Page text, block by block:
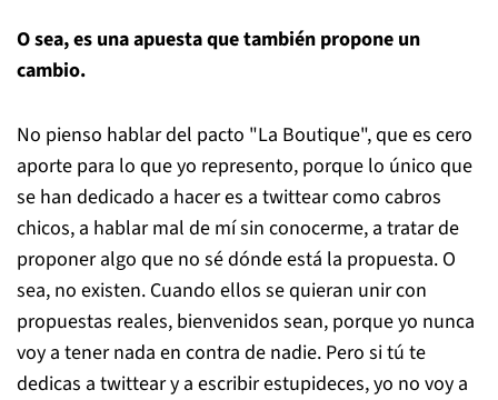
O sea, es una apuesta que también propone un
cambio.
No pienso hablar del pacto "La Boutique", que es cero
aporte para lo que yo represento, porque lo único que
se han dedicado a hacer es a twittear como cabros
chicos, a hablar mal de mí sin conocerme, a tratar de
proponer algo que no sé dónde está la propuesta. O
sea, no existen. Cuando ellos se quieran unir con
propuestas reales, bienvenidos sean, porque yo nunca
voy a tener nada en contra de nadie. Pero si tú te
dedicas a twittear y a escribir estupideces, yo no voy a